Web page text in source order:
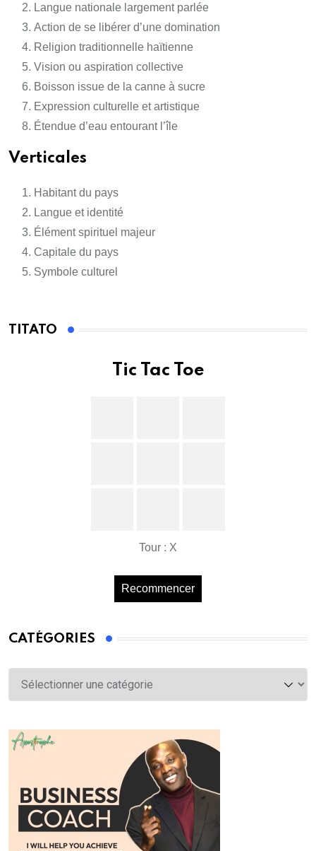
Langue nationale largement parlée
Action de se libérer d’une domination
Religion traditionnelle haïtienne
Vision ou aspiration collective
Boisson issue de la canne à sucre
Expression culturelle et artistique
Étendue d’eau entourant l’île
Verticales
Habitant du pays
Langue et identité
Élément spirituel majeur
Capitale du pays
Symbole culturel
TITATO
Tic Tac Toe
Tour : X
Recommencer
CATÉGORIES
Catégories